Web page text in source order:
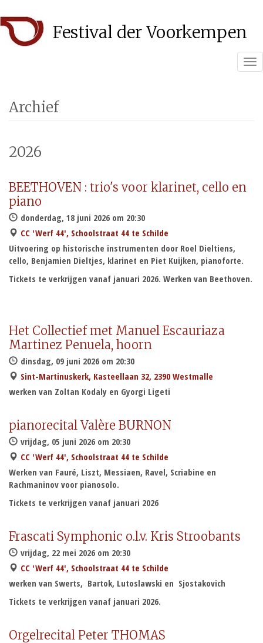
Overslaan
en
naar
Festival der Voorkempen
Archief
2026
BEETHOVEN : trio's voor klarinet, cello en
piano
donderdag, 18 juni 2026 om 20:30
CC 'Werf 44', Schoolstraat 44 te Schilde
Uitvoering op historische instrumenten door Roel Dieltiens,
cello, Benjamien Dieltjes, klarinet en Piet Kuijken, pianoforte.
Tickets te verkrijgen vanaf januari 2026. Werken van Beethoven.
Het Collectief met Manuel Escauriaza
Martinez Penuela, hoorn
dinsdag, 09 juni 2026 om 20:30
Sint-Martinuskerk, Kasteellaan 32, 2390 Westmalle
werken van Zoltan Kodaly en Gyorgi Ligeti
pianorecital Valère BURNON
vrijdag, 05 juni 2026 om 20:30
CC 'Werf 44', Schoolstraat 44 te Schilde
Werken van Fauré, Liszt, Messiaen, Ravel, Scriabine en
Rachmaninov voor pianosolo.
Tickets te verkrijgen vanaf januari 2026
Frascati Symphonic o.l.v. Kris Stroobants
vrijdag, 22 mei 2026 om 20:30
CC 'Werf 44', Schoolstraat 44 te Schilde
werken van Swerts, Bartok, Lutoslawski en Sjostakovich
Tickets te verkrijgen vanaf januari 2026.
Orgelrecital Peter THOMAS